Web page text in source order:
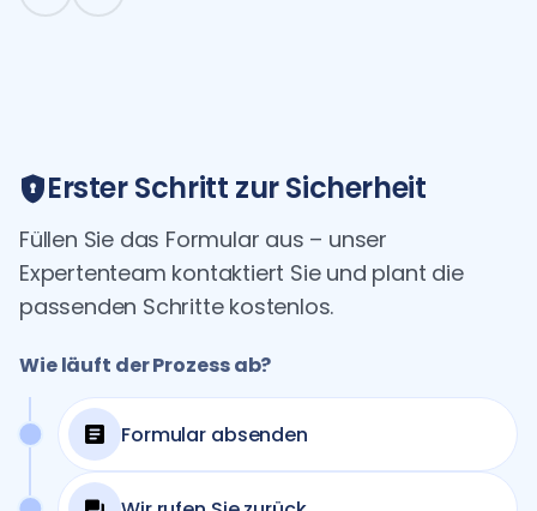
Erster Schritt zur Sicherheit
Füllen Sie das Formular aus – unser
Expertenteam kontaktiert Sie und plant die
passenden Schritte kostenlos.
Wie läuft der Prozess ab?
Formular absenden